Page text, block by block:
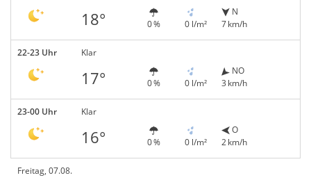
18° 0 % 0 l/m²
N
7 km/h
22-23 Uhr Klar
17° 0 % 0 l/m²
NO
3 km/h
23-00 Uhr Klar
16° 0 % 0 l/m²
O
2 km/h
Freitag, 07.08.